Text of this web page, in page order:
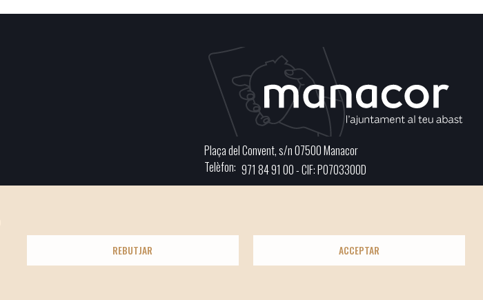
Plaça del Convent, s/n 07500 Manacor
Telèfon 971 84 91 00 - CIF: P0703300D
REBUTJAR ACCEPTAR